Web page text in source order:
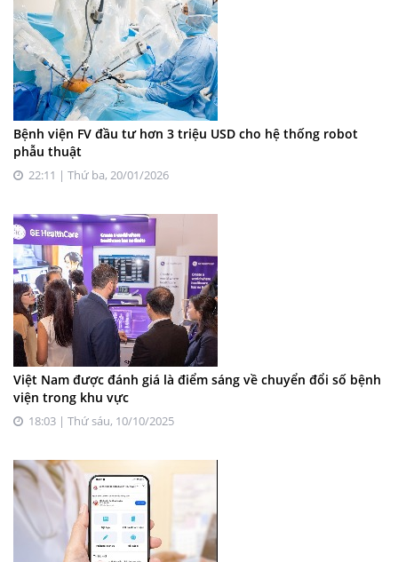
Bệnh viện FV đầu tư hơn 3 triệu USD cho hệ thống robot
phẫu thuật
22:11 | Thứ ba, 20/01/2026
Việt Nam được đánh giá là điểm sáng về chuyển đổi số bệnh
viện trong khu vực
18:03 | Thứ sáu, 10/10/2025